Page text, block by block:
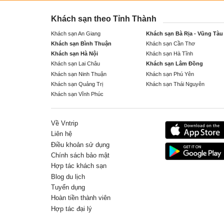
Khách sạn theo Tỉnh Thành
Khách sạn An Giang
Khách sạn Bà Rịa - Vũng Tàu
Khách sạn Bình Thuận
Khách sạn Cần Thơ
Khách sạn Hà Nội
Khách sạn Hà Tĩnh
Khách sạn Lai Châu
Khách sạn Lâm Đồng
Khách sạn Ninh Thuận
Khách sạn Phú Yên
Khách sạn Quảng Trị
Khách sạn Thái Nguyên
Khách sạn Vĩnh Phúc
Về Vntrip
Liên hệ
Điều khoản sử dụng
Chính sách bảo mật
Hợp tác khách sạn
Blog du lịch
Tuyển dụng
Hoàn tiền thành viên
Hợp tác đại lý